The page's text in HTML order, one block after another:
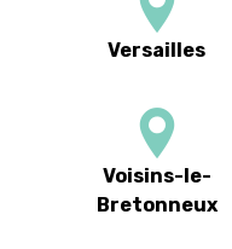
Versailles
Voisins-le-
Bretonneux